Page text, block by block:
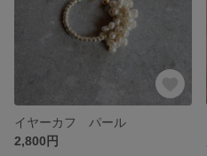
イヤーカフ パール
2,800円